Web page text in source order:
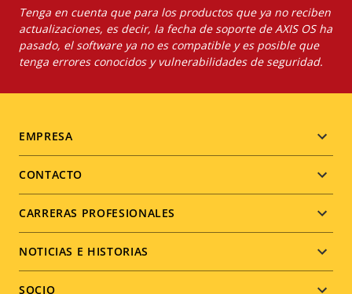
Tenga en cuenta que para los productos que ya no reciben
actualizaciones, es decir, la fecha de soporte de AXIS OS ha
pasado, el software ya no es compatible y es posible que
tenga errores conocidos y vulnerabilidades de seguridad.
Footer
menu
EMPRESA
CONTACTO
CARRERAS PROFESIONALES
NOTICIAS E HISTORIAS
SOCIO